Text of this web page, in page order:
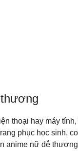
thoại hay máy
phục học sinh,
anime nữ dễ